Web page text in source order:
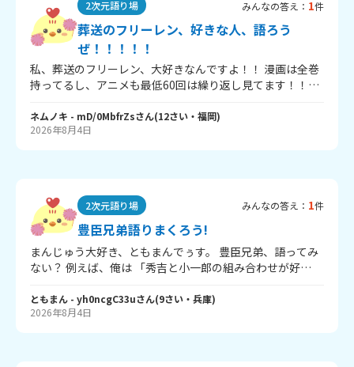
2次元語り場 みんなの答え： 1件
葬送のフリーレン、好きな人、語ろう
ぜ！！！！！
私、葬送のフリーレン、大好きなんですよ！！ 漫画は全巻
持ってるし、アニメも最低60回は繰り返し見てます！！！
私はゼンゼが大好きです！めっちゃかわいい…… あと、好
きな魔道具・魔族などいますか？ 私は、「買っちゃった
（タメ口でいいよぉ～～）
ネムノキ - mD/0MbfrZsさん(12さい・ 福岡)
2026年8月4日
2次元語り場 みんなの答え： 1件
豊臣兄弟語りまくろう!
まんじゅう大好き、ともまんでぅす。 豊臣兄弟、語ってみ
ない？ 例えば、俺は 「秀吉と小一郎の組み合わせが好
ともまん - yh0ncgC33uさん(9さい・ 兵庫)
2026年8月4日